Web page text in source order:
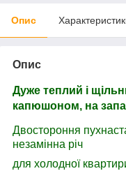
Опис
Опис
Дуже теплий і
капюшоном, на
Двостороння
незамінна річ
для холодної